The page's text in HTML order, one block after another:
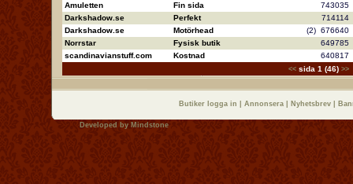
Amuletten
Fin sida
743035
Darkshadow.se
Perfekt
714114
Darkshadow.se
Motörhead (2) 676640
Norrstar
Fysisk butik
649785
scandinavianstuff.com
Kostnad 640817
<< sida 1 (46) >>
Butiker logga in Annonsera Nyhetsbrev
Developed by Mindstone